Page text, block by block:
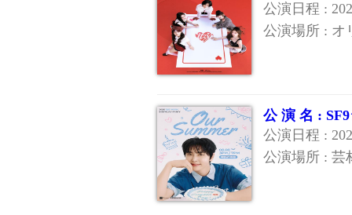
公演日程 :
公演場所 : オ
公 演 名 :
公演日程 :
公演場所 : 芸